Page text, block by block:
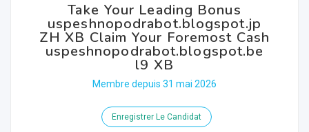
Take Your Leading Bonus
uspeshnopodrabot.blogspot.jp
ZH XB Claim Your Foremost Cash
uspeshnopodrabot.blogspot.be
l9 XB
Membre depuis 31 mai 2026
Enregistrer Le Candidat